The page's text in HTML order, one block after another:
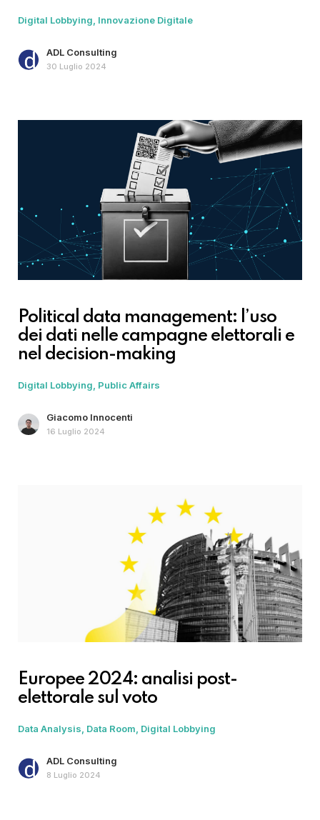
Digital Lobbying Innovazione Digitale
ADL Consulting
30 Luglio 2024
Political data management: l’uso
dei dati nelle campagne elettorali e
nel decision-making
Digital Lobbying Public Affairs
Giacomo Innocenti
16 Luglio 2024
Europee 2024: analisi post-
elettorale sul voto
Data Analysis Data Room Digital Lobbying
ADL Consulting
8 Luglio 2024